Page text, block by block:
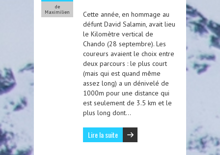
de
Maximilien
Cette année, en hommage au
défunt David Salamin, avait lieu
le Kilomètre vertical de
Chando (28 septembre). Les
coureurs avaient le choix entre
deux parcours : le plus court
(mais qui est quand même
assez long) a un dénivelé de
1000m pour une distance qui
est seulement de 3.5 km et le
plus long dont…
Lire la suite